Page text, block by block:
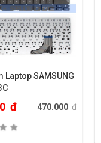
Laptop SAMSUNG
đ 470.000đ